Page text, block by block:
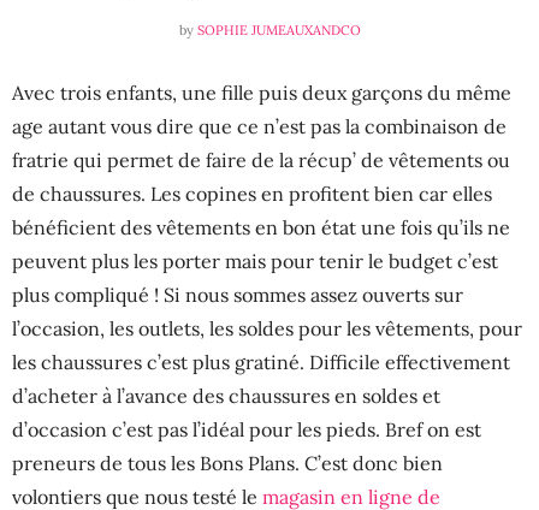
by SOPHIE JUMEAUXANDCO
Avec trois enfants, une fille puis deux garçons du même
age autant vous dire que ce n’est pas la combinaison de
fratrie qui permet de faire de la récup’ de vêtements ou
de chaussures. Les copines en profitent bien car elles
bénéficient des vêtements en bon état une fois qu’ils ne
peuvent plus les porter mais pour tenir le budget c’est
plus compliqué ! Si nous sommes assez ouverts sur
l’occasion, les outlets, les soldes pour les vêtements, pour
les chaussures c’est plus gratiné. Difficile effectivement
d’acheter à l’avance des chaussures en soldes et
d’occasion c’est pas l’idéal pour les pieds. Bref on est
preneurs de tous les Bons Plans. C’est donc bien
volontiers que nous testé le magasin en ligne de